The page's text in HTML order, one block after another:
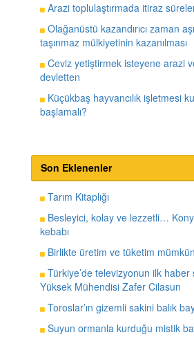
Arazi toplulaştırmada itiraz
Olağanüstü kazandırıcı zaman
taşınmaz mülkiyetinin kazanılması
Ceviz yetiştirmek isteyene arazi
devletten
Küçükbaş hayvancılık işletmesi
başlamalı?
Son Eklenenler
Tarım Kitaplığı
Besleyici, kolay ve lezzetli…
kebabı
Birlikte üretim ve tüketim mümkün
Türkiye’de televizyonun ilk
Yüksek Mühendisi Zafer Cilasun
Toroslar’ın gizemli sakini balık
Suyun ormanla kurduğu mistik